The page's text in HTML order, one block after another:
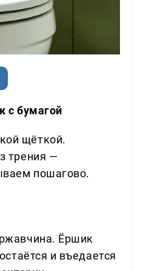
с бумагой
щёткой.
трения —
пошагово.
Ёршик
и въедается